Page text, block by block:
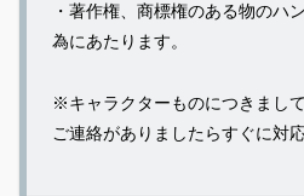
・著作権、商標権のある物のハ
為にあたります。
※キャラクターものにつきまし
ご連絡がありましたらすぐに対